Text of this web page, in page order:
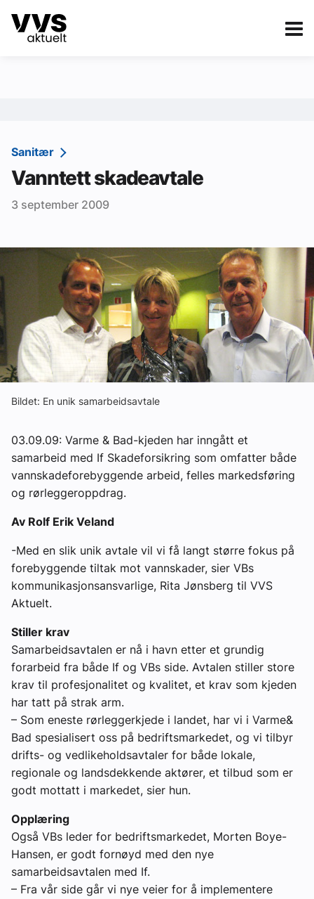
Kategorier
Sanitær
Ventilasjon
Varme og energi
Vann og avløp
Aktuelle prosjekter
Om VVS Aktuelt
Kontakt oss:
Kontakt oss
Tips oss
eBlad
Sanitær
Vanntett skadeavtale
3 september 2009
Bildet: En unik samarbeidsavtale
03.09.09: Varme & Bad-kjeden har inngått et
samarbeid med If Skadeforsikring som omfatter både
vannskadeforebyggende arbeid, felles markedsføring
og rørleggeroppdrag.
Av Rolf Erik Veland
-Med en slik unik avtale vil vi få langt større fokus på
forebyggende tiltak mot vannskader, sier VBs
kommunikasjonsansvarlige, Rita Jønsberg til VVS
Aktuelt.
Stiller krav
Samarbeidsavtalen er nå i havn etter et grundig
forarbeid fra både If og VBs side. Avtalen stiller store
krav til profesjonalitet og kvalitet, et krav som kjeden
har tatt på strak arm.
– Som eneste rørleggerkjede i landet, har vi i Varme&
Bad spesialisert oss på bedriftsmarkedet, og vi tilbyr
drifts- og vedlikeholdsavtaler for både lokale,
regionale og landsdekkende aktører, et tilbud som er
godt mottatt i markedet, sier hun.
Opplæring
Også VBs leder for bedriftsmarkedet, Morten Boye-
Hansen, er godt fornøyd med den nye
samarbeidsavtalen med If.
– Fra vår side går vi nye veier for å implementere